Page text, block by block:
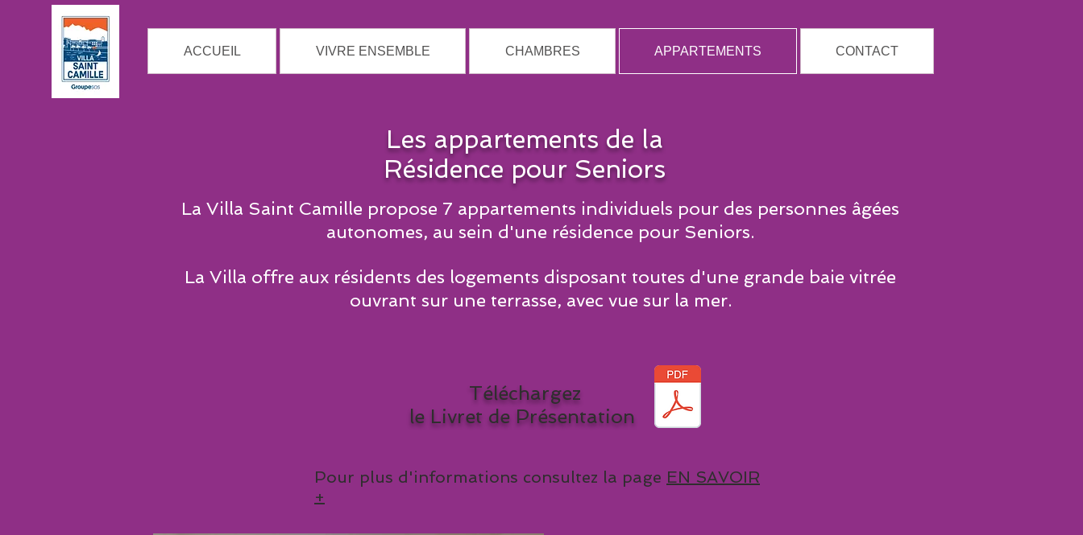
ACCUEIL VIVRE ENSEMBLE CHAMBRES APPARTEMENTS CONTACT
Téléchargez
le Livret de Présentation
Pour plus d'informations consultez la page EN SAVOIR
+
Les appartements de la
Résidence pour Seniors
La Villa Saint Camille propose 7 appartements individuels pour des personnes âgées
autonomes, au sein d'une résidence pour Seniors.
La Villa offre aux résidents des logements disposant toutes d'une grande baie vitrée
ouvrant sur une terrasse, avec vue sur la mer.